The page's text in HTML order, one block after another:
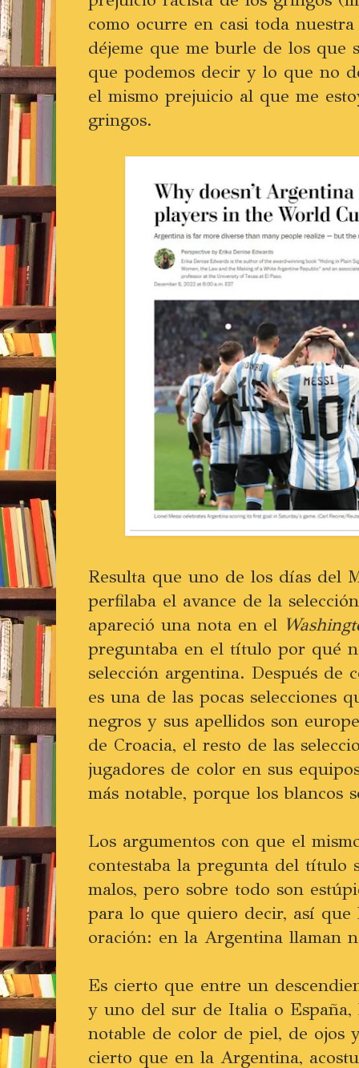
como ocurre en casi toda
déjeme que me burle de los que
que podemos decir y lo que no
el mismo prejuicio al que me
gringos.
Resulta que uno de los días del
perfilaba el avance de la
apareció una nota en el
preguntaba en el título por qué
selección argentina. Después de
es una de las pocas selecciones
negros y sus apellidos son
de Croacia, el resto de las
jugadores de color en sus
más notable, porque los blancos
Los argumentos con que el
contestaba la pregunta del título
malos, pero sobre todo son
para lo que quiero decir, así que
oración: en la Argentina llaman
Es cierto que entre un
y uno del sur de Italia o España,
notable de color de piel, de ojos
cierto que en la Argentina,